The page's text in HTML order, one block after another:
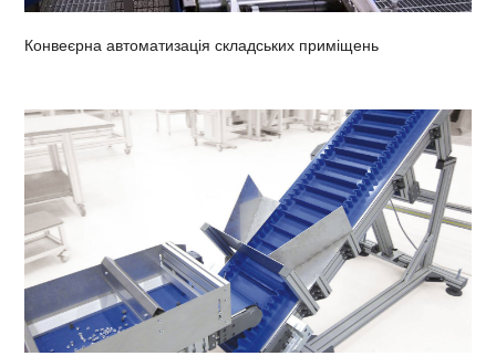
Конвеєрна автоматизація складських приміщень